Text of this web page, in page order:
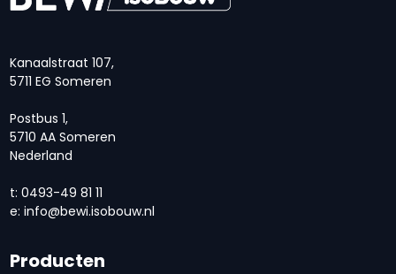
Kanaalstraat 107,
5711 EG Someren
Postbus 1,
5710 AA Someren
Nederland
t: 0493-49 81 11
e: info@bewi.isobouw.nl
Producten